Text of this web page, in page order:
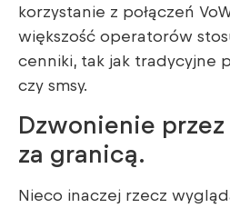
korzystanie z połączeń
większość operatorów
cenniki, tak jak tradycyjne
czy smsy.
Dzwonienie
za granicą.
Nieco inaczej rzecz